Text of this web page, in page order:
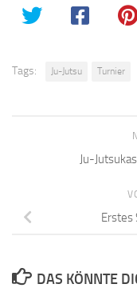
Tags: Ju-Jutsu Turnier
Ju-
Erstes
DAS KÖNNTE